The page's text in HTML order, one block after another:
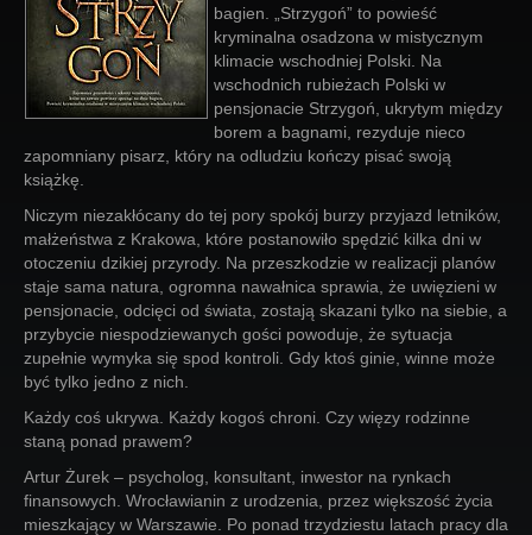
Więcej
Login
bagien. „Strzygoń” to powieść
kryminalna osadzona w mistycznym
klimacie wschodniej Polski. Na
wschodnich rubieżach Polski w
pensjonacie Strzygoń, ukrytym między
borem a bagnami, rezyduje nieco
zapomniany pisarz, który na odludziu kończy pisać swoją
książkę.
Niczym niezakłócany do tej pory spokój burzy przyjazd letników,
małżeństwa z Krakowa, które postanowiło spędzić kilka dni w
otoczeniu dzikiej przyrody. Na przeszkodzie w realizacji planów
staje sama natura, ogromna nawałnica sprawia, że uwięzieni w
pensjonacie, odcięci od świata, zostają skazani tylko na siebie, a
przybycie niespodziewanych gości powoduje, że sytuacja
zupełnie wymyka się spod kontroli. Gdy ktoś ginie, winne może
być tylko jedno z nich.
Każdy coś ukrywa. Każdy kogoś chroni. Czy więzy rodzinne
staną ponad prawem?
Artur Żurek – psycholog, konsultant, inwestor na rynkach
finansowych. Wrocławianin z urodzenia, przez większość życia
mieszkający w Warszawie. Po ponad trzydziestu latach pracy dla